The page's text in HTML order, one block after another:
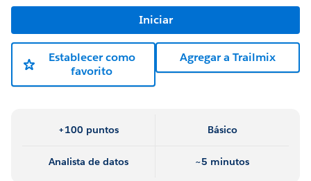
Iniciar
Establecer como
favorito
Agregar a Trailmix
+100 puntos Básico
Analista de datos ~5 minutos